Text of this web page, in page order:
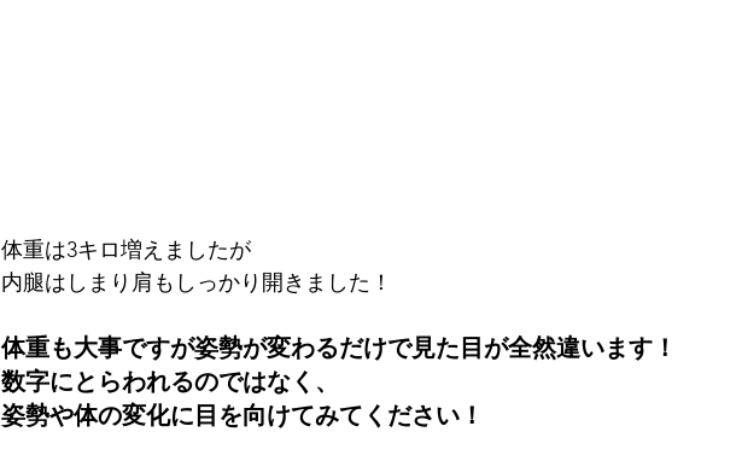
体重は3キロ増えましたが
内腿はしまり肩もしっかり開きました！
体重も大事ですが姿勢が変わるだけで見た目が全然違います！
数字にとらわれるのではなく、
姿勢や体の変化に目を向けてみてください！